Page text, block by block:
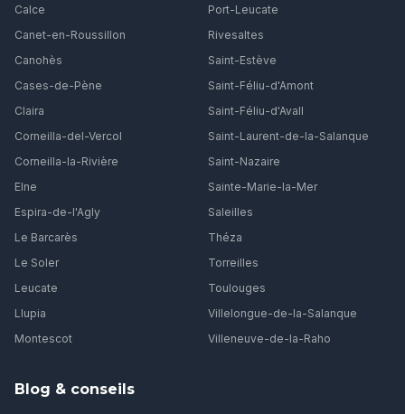
Calce
Canet-en-Roussillon
Canohès
Cases-de-Pène
Claira
Corneilla-del-Vercol
Corneilla-la-Rivière
Elne
Espira-de-l'Agly
Le Barcarès
Le Soler
Leucate
Llupia
Montescot
Port-Leucate
Rivesaltes
Saint-Estève
Saint-Féliu-d'Amont
Saint-Féliu-d'Avall
Saint-Laurent-de-la-Salanque
Saint-Nazaire
Sainte-Marie-la-Mer
Saleilles
Théza
Torreilles
Toulouges
Villelongue-de-la-Salanque
Villeneuve-de-la-Raho
Blog & conseils